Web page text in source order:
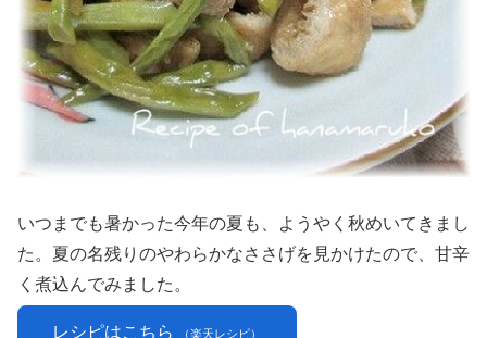
いつまでも暑かった今年の夏も、ようやく秋めいてきまし
た。夏の名残りのやわらかなささげを見かけたので、甘辛
く煮込んでみました。
レシピはこちら （楽天レシピ）